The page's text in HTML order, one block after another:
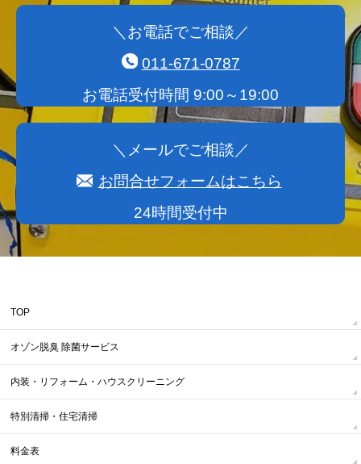
＼お電話でご相談／
011-671-0787
お電話受付時間 9:00～19:00
＼メールでご相談／
お問合せフォームはこちら
24時間受付中
TOP
オゾン脱臭 除菌サービス
内装・リフォーム・ハウスクリーニング
特別清掃・住宅清掃
料金表